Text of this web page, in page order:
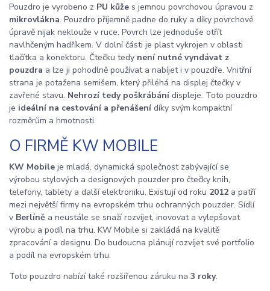
Pouzdro je vyrobeno z PU kůže s jemnou povrchovou úpravou z
mikrovlákna. Pouzdro příjemně padne do ruky a díky povrchové
úpravě nijak neklouže v ruce. Povrch lze jednoduše otřít
navlhčeným hadříkem. V dolní části je plast vykrojen v oblasti
tlačítka a konektoru. Čtečku tedy není nutné vyndávat z
pouzdra a lze ji pohodlně používat a nabíjet i v pouzdře. Vnitřní
strana je potažena semišem, který přiléhá na displej čtečky v
zavřené stavu. Nehrozí tedy poškrábánídispleje. Toto pouzdro
je ideální na cestování a přenášenídíky svým kompaktní
rozměrům a hmotnosti.
O FIRMĚ KW MOBILE
KW Mobile je mladá, dynamická společnost zabývající se
výrobou stylových a designových pouzder pro čtečky knih,
telefony, tablety a další elektroniku. Existují od roku 2012 a patří
mezi největší firmy na evropském trhu ochranných pouzder. Sídlí
v Berlíně a neustále se snaží rozvíjet, inovovat a vylepšovat
výrobu a podíl na trhu. KW Mobile si zakládá na kvalitě
zpracování a designu. Do budoucna plánují rozvíjet své portfolio
a podíl na evropském trhu.
Toto pouzdro nabízí také rozšířenou záruku na 3 roky.